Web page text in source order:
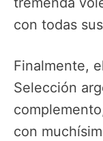
con todas
Finalmente,
Selección
con